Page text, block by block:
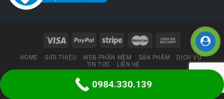
HOME GIỚI THIỆU WEB-PHẦN MỀM SẢN PHẨM
DỊCH VỤ
TIN TỨC
LIÊN HỆ
Thiết kế webbởi congnghesohungvuong.com
0984.330.139